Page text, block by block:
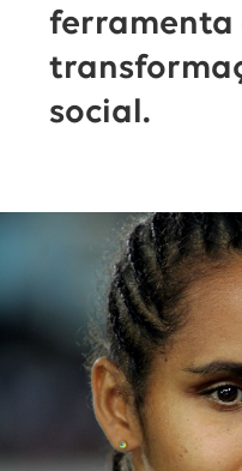
ferramenta
social.